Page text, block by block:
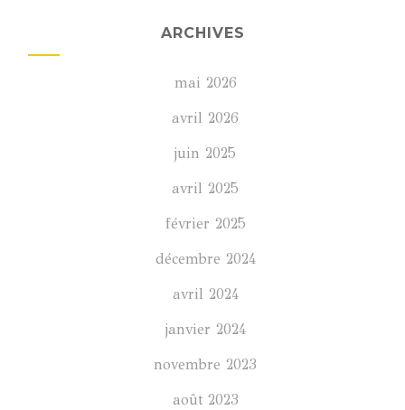
ARCHIVES
mai 2026
avril 2026
juin 2025
avril 2025
février 2025
décembre 2024
avril 2024
janvier 2024
novembre 2023
août 2023